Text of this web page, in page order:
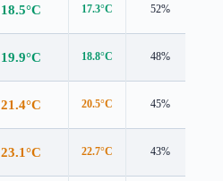
18.5°C 17.3°C 52%
19.9°C 18.8°C 48%
21.4°C 20.5°C 45%
23.1°C 22.7°C 43%